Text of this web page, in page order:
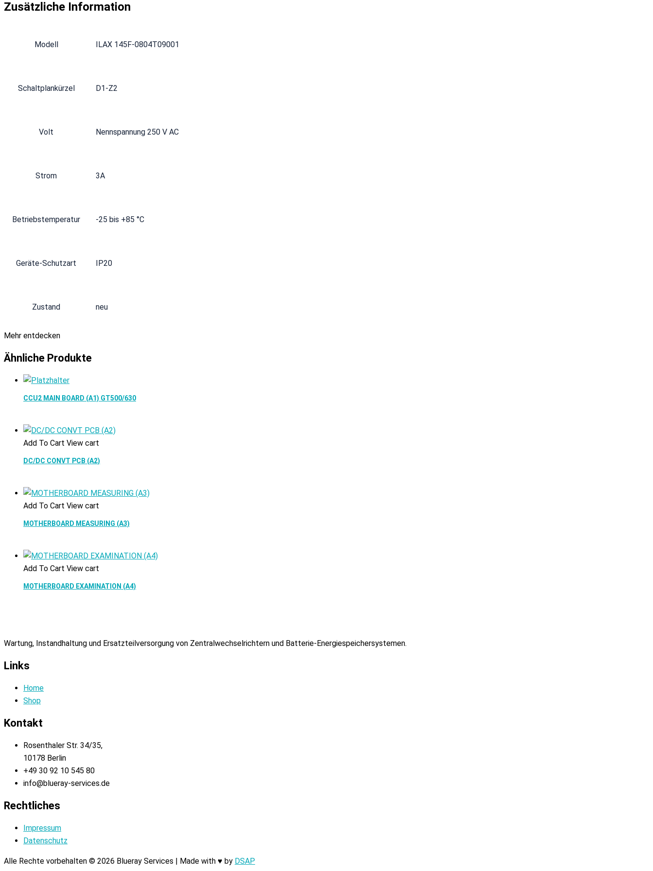
Zusätzliche Information
Modell ILAX 145F-0804T09001
Schaltplankürzel D1-Z2
Volt‍ Nennspannung 250 V AC
Strom 3A
Betriebstemperatur -25 bis +85 °C
Geräte-Schutzart IP20
Zustand neu
Mehr entdecken
Ähnliche Produkte
CCU2 MAIN BOARD (A1) GT500/630
Add To Cart View cart
DC/DC CONVT PCB (A2)
Add To Cart View cart
MOTHERBOARD MEASURING (A3)
Add To Cart View cart
MOTHERBOARD EXAMINATION (A4)
Wartung, Instandhaltung und Ersatzteilversorgung von Zentralwechselrichtern und Batterie-Energiespeichersystemen.
Links
Home
Shop
Kontakt
Rosenthaler Str. 34/35,
10178 Berlin
+49 30 92 10 545 80
info@blueray-services.de
Rechtliches
Impressum
Datenschutz
Alle Rechte vorbehalten © 2026 Blueray Services | Made with ♥ by DSAP